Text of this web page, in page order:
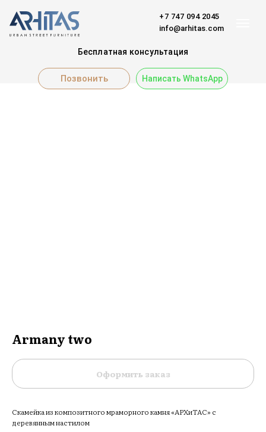
+7 747 094 2045
info@arhitas.com
Позвонить
Бесплатная консультация
Написать WhatsApp
Armany two
Оформить заказ
Скамейка из композитного мраморного камня «АРХиТАС» c
деревянным настилом